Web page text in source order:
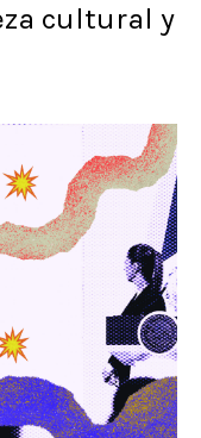
cultural y